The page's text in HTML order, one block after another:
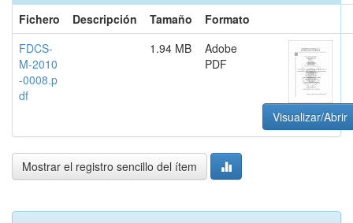
Fichero Descripción Tamaño
Formato
FDCS-
M-2010
-0008.p
df
1.94 MB
Adobe
PDF
Visualizar/Abrir
Mostrar el registro sencillo del ítem